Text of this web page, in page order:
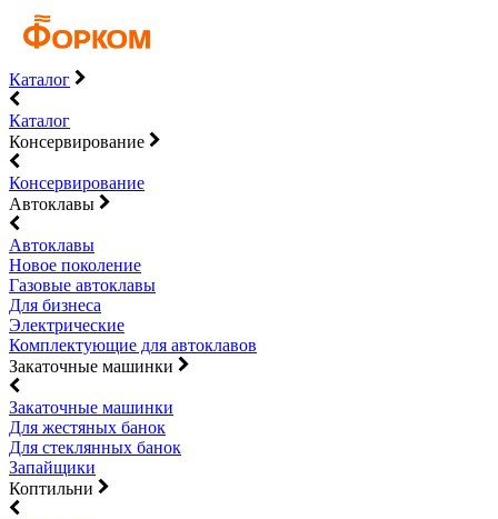
Каталог
Каталог
Консервирование
Консервирование
Автоклавы
Автоклавы
Новое поколение
Газовые автоклавы
Для бизнеса
Электрические
Комплектующие для автоклавов
Закаточные машинки
Закаточные машинки
Для жестяных банок
Для стеклянных банок
Запайщики
Коптильни